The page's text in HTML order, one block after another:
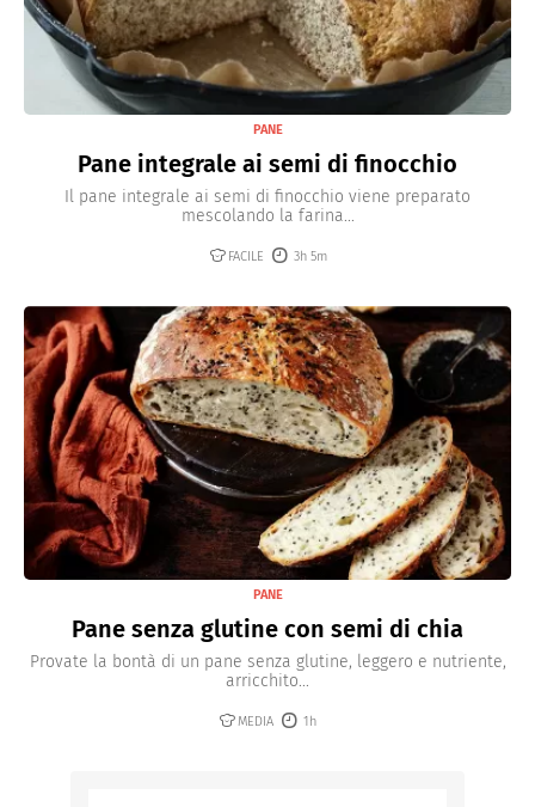
PANE
Pane integrale ai semi di finocchio
Il pane integrale ai semi di finocchio viene preparato
mescolando la farina...
FACILE 3h 5m
PANE
Pane senza glutine con semi di chia
Provate la bontà di un pane senza glutine, leggero e nutriente,
arricchito...
MEDIA 1h